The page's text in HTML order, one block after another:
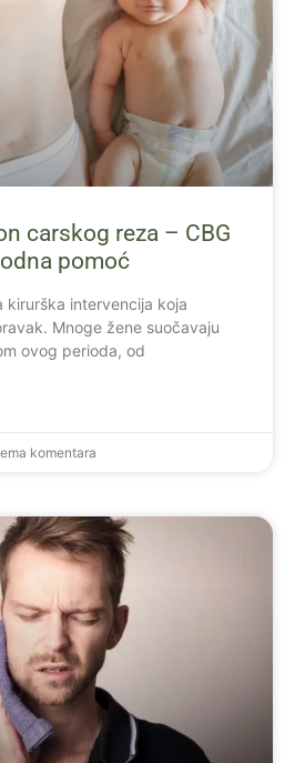
carskog reza – CBG
pomoć
kirurška intervencija koja
Mnoge žene suočavaju
ovog perioda, od
komentara